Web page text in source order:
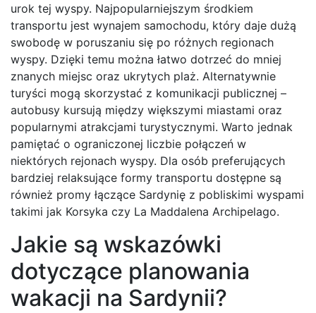
urok tej wyspy. Najpopularniejszym środkiem
transportu jest wynajem samochodu, który daje dużą
swobodę w poruszaniu się po różnych regionach
wyspy. Dzięki temu można łatwo dotrzeć do mniej
znanych miejsc oraz ukrytych plaż. Alternatywnie
turyści mogą skorzystać z komunikacji publicznej –
autobusy kursują między większymi miastami oraz
popularnymi atrakcjami turystycznymi. Warto jednak
pamiętać o ograniczonej liczbie połączeń w
niektórych rejonach wyspy. Dla osób preferujących
bardziej relaksujące formy transportu dostępne są
również promy łączące Sardynię z pobliskimi wyspami
takimi jak Korsyka czy La Maddalena Archipelago.
Jakie są wskazówki
dotyczące planowania
wakacji na Sardynii?